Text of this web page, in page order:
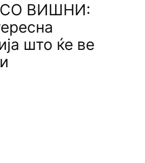
ВИШНИ:
што ќе ве